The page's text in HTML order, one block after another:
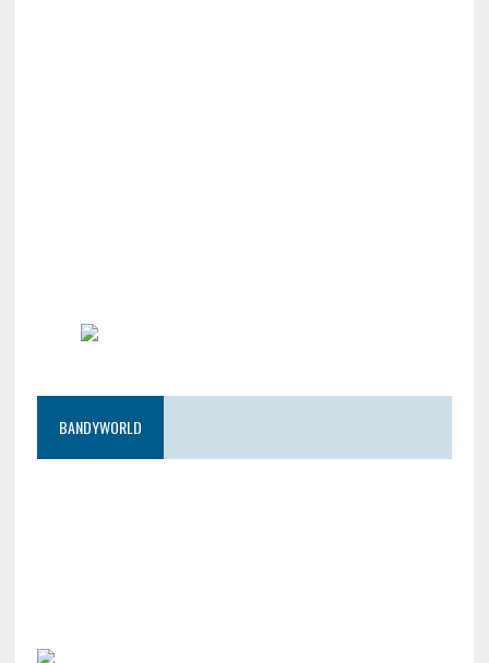
BANDYWORLD